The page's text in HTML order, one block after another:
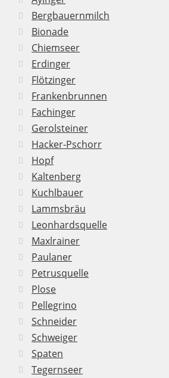
Bergbauernmilch
Bionade
Chiemseer
Erdinger
Flötzinger
Frankenbrunnen
Fachinger
Gerolsteiner
Hacker-Pschorr
Hopf
Kaltenberg
Kuchlbauer
Lammsbräu
Leonhardsquelle
Maxlrainer
Paulaner
Petrusquelle
Plose
Pellegrino
Schneider
Schweiger
Spaten
Tegernseer